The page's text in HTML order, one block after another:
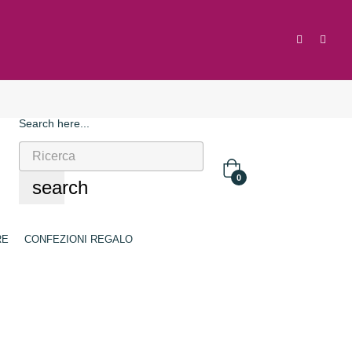
Search here...
search 0
CONFEZIONI REGALO